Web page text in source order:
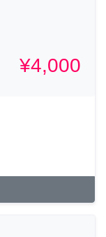
¥4,000